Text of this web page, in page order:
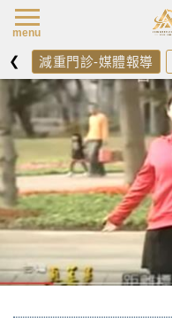
❮ 減重門診-媒體報導
menu